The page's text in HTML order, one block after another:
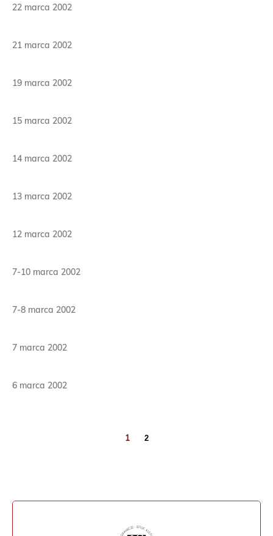
22 marca 2002
21 marca 2002
19 marca 2002
15 marca 2002
14 marca 2002
13 marca 2002
12 marca 2002
7-10 marca 2002
7-8 marca 2002
7 marca 2002
6 marca 2002
1 2